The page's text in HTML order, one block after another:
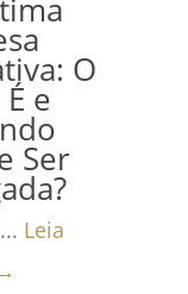
O
e
Ser
Leia